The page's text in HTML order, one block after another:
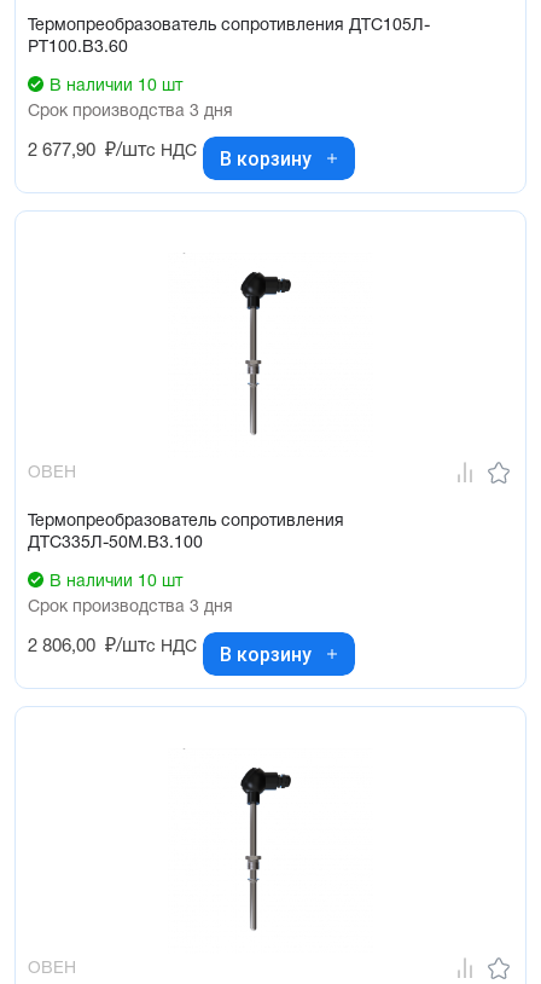
Термопреобразователь сопротивления ДТС105Л-
РТ100.В3.60
В наличии 10 шт
Срок производства 3 дня
2 677,90 ₽/штс НДС В корзину
ОВЕН
Термопреобразователь сопротивления
ДТС335Л-50М.В3.100
В наличии 10 шт
Срок производства 3 дня
2 806,00 ₽/штс НДС В корзину
ОВЕН